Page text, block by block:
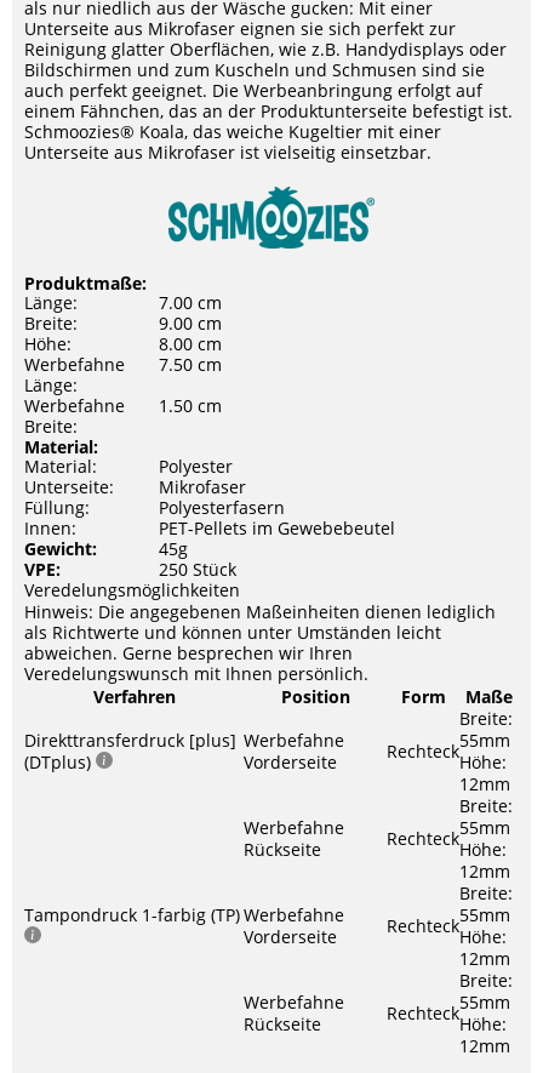
als nur niedlich aus der Wäsche gucken: Mit einer
Unterseite aus Mikrofaser eignen sie sich perfekt zur
Reinigung glatter Oberflächen, wie z.B. Handydisplays oder
Bildschirmen und zum Kuscheln und Schmusen sind sie
auch perfekt geeignet. Die Werbeanbringung erfolgt auf
einem Fähnchen, das an der Produktunterseite befestigt ist.
Schmoozies® Koala, das weiche Kugeltier mit einer
Unterseite aus Mikrofaser ist vielseitig einsetzbar.
Produktmaße:
Länge:
7.00 cm
Breite:
9.00 cm
Höhe:
8.00 cm
Werbefahne
Länge:
7.50 cm
Werbefahne
Breite:
1.50 cm
Material:
Material:
Polyester
Unterseite:
Mikrofaser
Füllung:
Polyesterfasern
Innen:
PET-Pellets im Gewebebeutel
Gewicht:
45g
VPE:
250 Stück
Veredelungsmöglichkeiten
Hinweis: Die angegebenen Maßeinheiten dienen lediglich
als Richtwerte und können unter Umständen leicht
abweichen. Gerne besprechen wir Ihren
Veredelungswunsch mit Ihnen persönlich.
Verfahren
Position Form
Maße
Direkttransferdruck [plus]
(DTplus)
Werbefahne
Vorderseite
Rechteck
Breite:
55mm
Höhe:
12mm
Werbefahne
Rückseite
Rechteck
Breite:
55mm
Höhe:
12mm
Tampondruck 1-farbig (TP)Werbefahne
Vorderseite
Rechteck
Breite:
55mm
Höhe:
12mm
Werbefahne
Rückseite
Rechteck
Breite:
55mm
Höhe:
12mm